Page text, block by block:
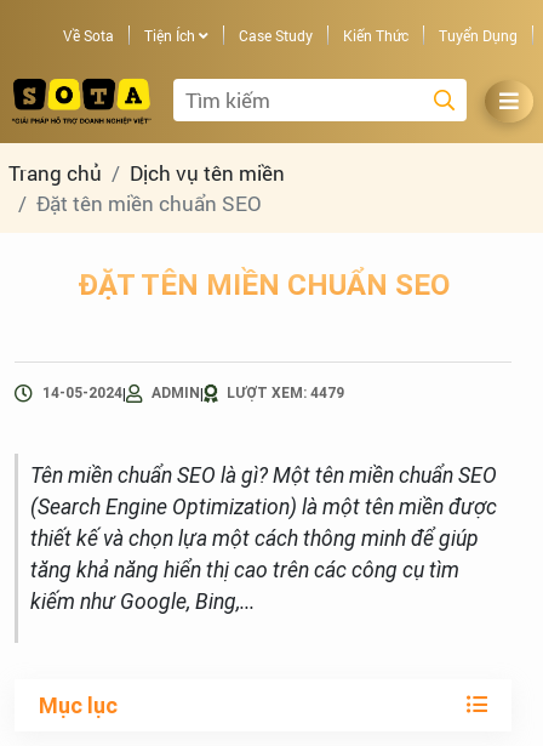
Về Sota Tiện Ích Case Study Kiến Thức Tuyển Dụng
Trang chủ
Dịch vụ tên miền
Đặt tên miền chuẩn SEO
ĐẶT TÊN MIỀN CHUẨN SEO
14-05-2024| ADMIN| LƯỢT XEM: 4479
Tên miền chuẩn SEO là gì? Một tên miền chuẩn SEO
(Search Engine Optimization) là một tên miền được
thiết kế và chọn lựa một cách thông minh để giúp
tăng khả năng hiển thị cao trên các công cụ tìm
kiếm như Google, Bing,...
Mục lục